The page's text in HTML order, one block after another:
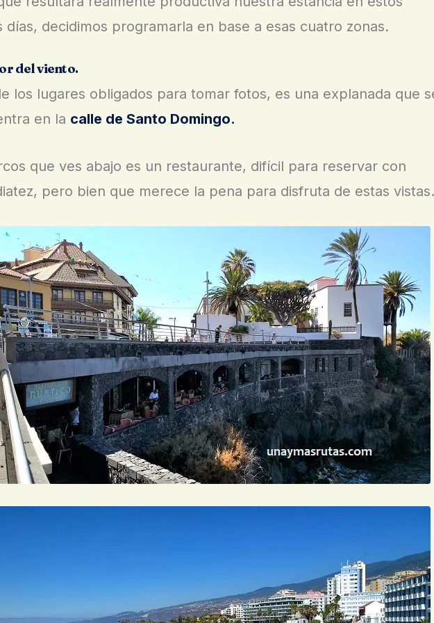
días, decidimos programarla en base a esas cuatro zonas.
del viento.
los lugares obligados para tomar fotos, es una explanada que
en la calle de Santo Domingo.
que ves abajo es un restaurante, difícil para reservar con
pero bien que merece la pena para disfruta de estas vistas.